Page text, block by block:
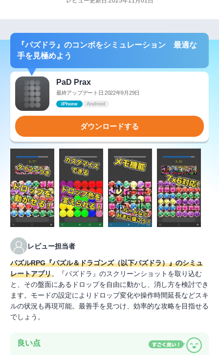
『パズドラ』のコンボをシミュレーション 最適な
手を見極めよう
PaD Prax
最終アップデート日:2022年9月29日
iPhone Android
ダウンロードする
レビュー担当者
パズルRPG『パズル＆ドラゴンズ（以下パズドラ）』のシミュ
レートアプリ。『パズドラ』のスクリーンショットを取り込む
と、その盤面にあるドロップを自由に動かし、消し方を検討でき
ます。モードの設定によりドロップ変化や操作時間延長などスキ
ルの状況も再現可能。最善手を見つけ、効率的な攻略を目指せる
でしょう。
良い点